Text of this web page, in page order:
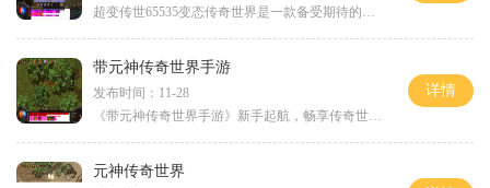
超变传世65535变态传奇世界是一款备受期待的多人在线角色扮演游戏。游戏采用了最新的技术，拥有丰富的剧情和精美的画面，带给玩家一个奇幻而又充满挑战的游戏世界。我们将详细介
带元神传奇世界手游
发布时间：11-28
《带元神传奇世界手游》新手起航，畅享传奇世界的独特乐趣！作为一款重磅推出的动作冒险类手机游戏，《带元神传奇世界手游》为玩家呈现了一个恢弘而魔幻的游戏世界。游戏以奇
详情
元神传奇世界